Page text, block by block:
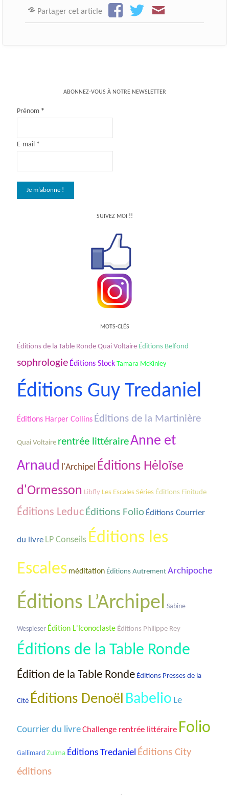
Partager cet article
ABONNEZ-VOUS À NOTRE NEWSLETTER
Prénom *
E-mail *
SUIVEZ MOI !!
MOTS-CLÉS
Éditions de la Table Ronde Quai Voltaire Éditions Belfond
sophrologie Éditions Stock Tamara McKinley
Éditions Guy Tredaniel
Éditions Harper Collins Éditions de la Martinière
Quai Voltaire rentrée littéraireAnne et
Arnaud l'Archipel Éditions Hėloïse
d'Ormesson Libfly Les Escales Séries Éditions Finitude
Éditions Leduc Éditions Folio Éditions Courrier
du livre LP Conseils Éditions les
Escales méditation Éditions Autrement Archipoche
Éditions L’Archipel Sabine
Wespieser Édition L'Iconoclaste Éditions Philippe Rey
Éditions de la Table Ronde
Édition de la Table Ronde Éditions Presses de la
Cité Éditions Denoël Babelio Le
Courrier du livreChallenge rentrée littéraire Folio
Gallimard Zulma Éditions Tredaniel Éditions City
éditions